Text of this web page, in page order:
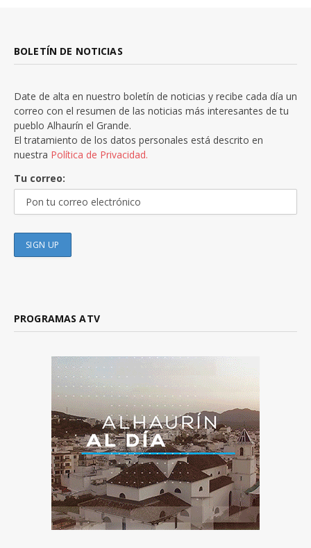
BOLETÍN DE NOTICIAS
Date de alta en nuestro boletín de noticias y recibe cada día un
correo con el resumen de las noticias más interesantes de tu
pueblo Alhaurín el Grande.
El tratamiento de los datos personales está descrito en
nuestra Política de Privacidad.
Tu correo:
PROGRAMAS ATV